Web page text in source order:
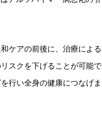
ケアの前後に、治療による
スクを下げることが可能で
行い全身の健康につなげま